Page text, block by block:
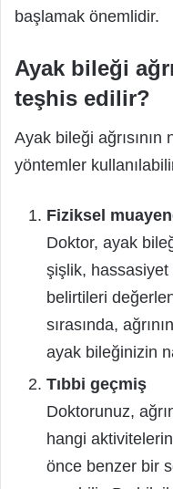
başlamak önemlidir.
Ayak bileği
teşhis edilir?
Ayak bileği
yöntemler
Fiziksel
Doktor, ayak
şişlik, hassasiyet
belirtileri
sırasında,
ayak bileğinizin
Tıbbi geçmiş
Doktorunuz,
hangi
önce benzer bir